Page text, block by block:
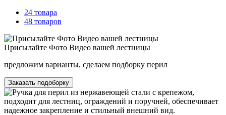
24 товара
48 товаров
Присылайте Фото Видео вашей лестницы
предложим варианты, сделаем подборку перил
Заказать подоборку